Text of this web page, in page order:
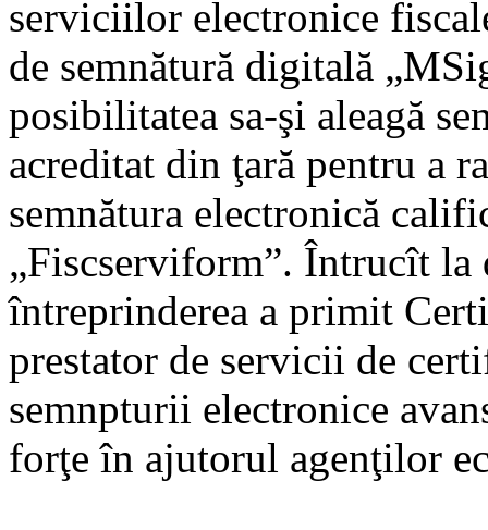
serviciilor electronice
de semnătură digitală
posibilitatea sa-şi aleagă
acreditat din ţară pentru a
semnătura electronică
„Fiscserviform”. Întrucît la
întreprinderea a primit
prestator de servicii de
semnpturii electronice
forţe în ajutorul agenţilor